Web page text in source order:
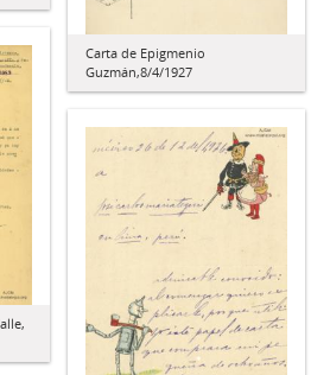
Carta de Epigmenio
Guzmán,8/4/1927